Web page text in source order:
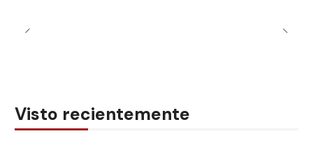
Visto recientemente